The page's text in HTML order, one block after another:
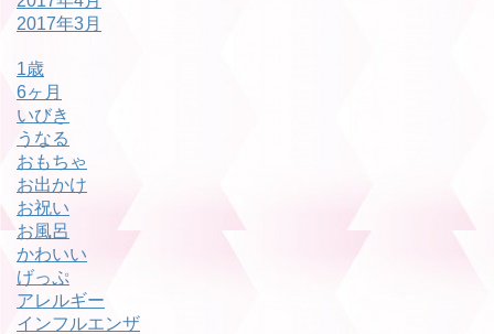
2017年3月
1歳
6ヶ月
いびき
うなる
おもちゃ
お出かけ
お祝い
お風呂
かわいい
げっぷ
アレルギー
インフルエンザ